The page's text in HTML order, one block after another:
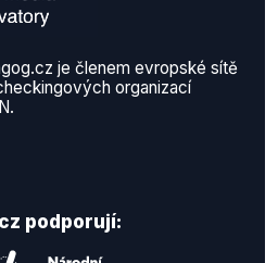
je členem evropské sítě
organizací
podporují: